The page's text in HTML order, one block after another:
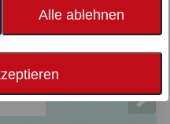
Alle ablehnen
cm